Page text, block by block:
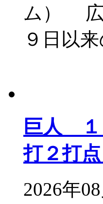
ム） 広
９日以
巨人 １
打２打
2026年